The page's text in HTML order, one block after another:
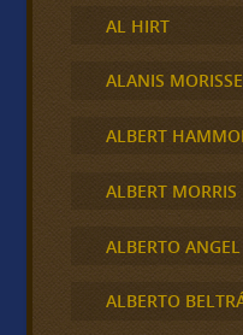
AL HIRT
ALANIS
ALBERT
ALBERT MORRIS
ALBERTO
ALBERTO